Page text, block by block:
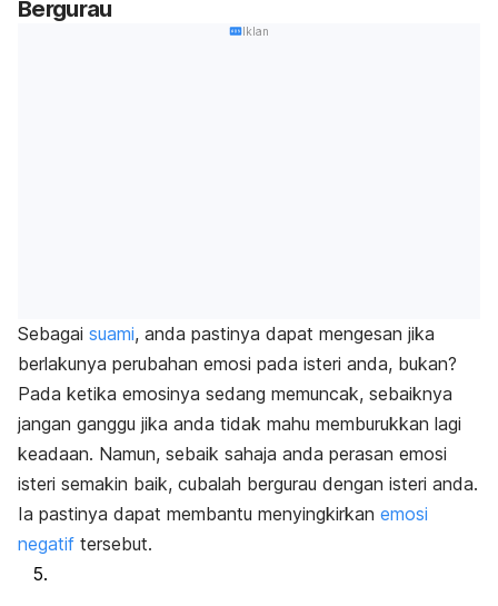
Bergurau
Iklan
Sebagai suami, anda pastinya dapat mengesan jika
berlakunya perubahan emosi pada isteri anda, bukan?
Pada ketika emosinya sedang memuncak, sebaiknya
jangan ganggu jika anda tidak mahu memburukkan lagi
keadaan. Namun, sebaik sahaja anda perasan emosi
isteri semakin baik, cubalah bergurau dengan isteri anda.
Ia pastinya dapat membantu menyingkirkan emosi
negatif tersebut.